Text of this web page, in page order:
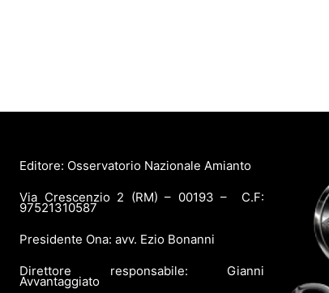
Editore: Osservatorio Nazionale Amianto
Via Crescenzio 2 (RM) – 00193 – C.F:
97521310587
Presidente Ona: avv. Ezio Bonanni
Direttore responsabile: Gianni
Avvantaggiato